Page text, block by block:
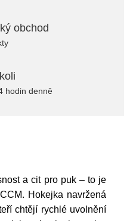
obchod
hodin denně
a cit pro puk – to je
Hokejka navržená
chtějí rychlé uvolnění